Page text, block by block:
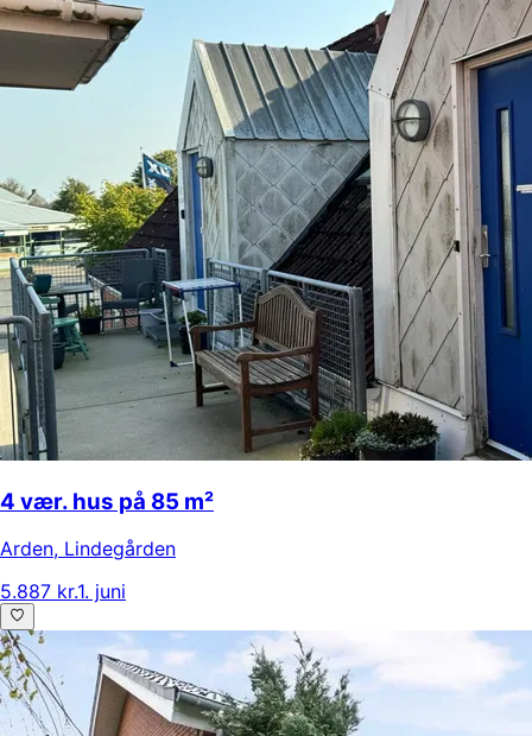
4 vær. hus på 85 m²
Arden, Lindegården
5.887 kr.1. juni